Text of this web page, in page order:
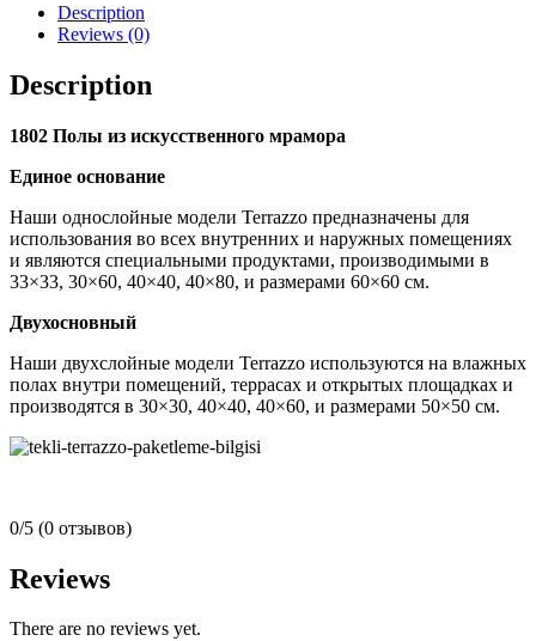
Description
Reviews (0)
Description
1802 Полы из искусственного мрамора
Единое основание
Наши однослойные модели Terrazzo предназначены для
использования во всех внутренних и наружных помещениях
и являются специальными продуктами, производимыми в
33×33, 30×60, 40×40, 40×80, и размерами 60×60 см.
Двухосновный
Наши двухслойные модели Terrazzo используются на влажных
полах внутри помещений, террасах и открытых площадках и
производятся в 30×30, 40×40, 40×60, и размерами 50×50 см.
0/5 (0 отзывов)
Reviews
There are no reviews yet.